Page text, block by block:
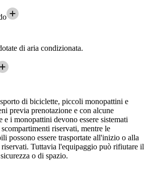
di aria condizionata.
di biciclette, piccoli monopattini e
previa prenotazione e con alcune
i monopattini devono essere sistemati
riservati, mentre le
possono essere trasportate all'inizio o alla
Tuttavia l'equipaggio può rifiutare il
o di spazio.